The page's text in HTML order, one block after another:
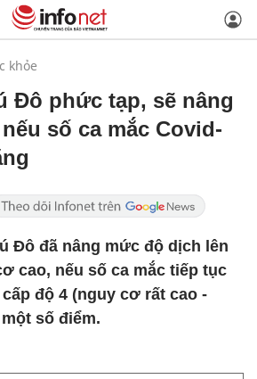
khỏe
Đô phức tạp, sẽ nâng
số ca mắc Covid-
Đô đã nâng mức độ dịch lên
cao, nếu số ca mắc tiếp tục
độ 4 (nguy cơ rất cao -
số điểm.